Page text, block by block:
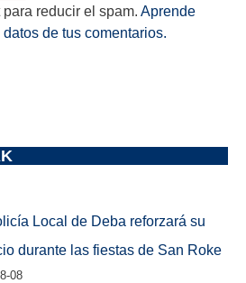
reducir el spam. Aprende
de tus comentarios.
Local de Deba reforzará su
durante las fiestas de San Roke
08